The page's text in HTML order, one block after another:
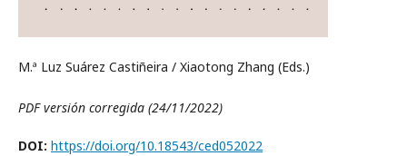
M.ª Luz Suárez Castiñeira / Xiaotong Zhang (Eds.)
PDF versión corregida (24/11/2022)
DOI: https://doi.org/10.18543/ced052022